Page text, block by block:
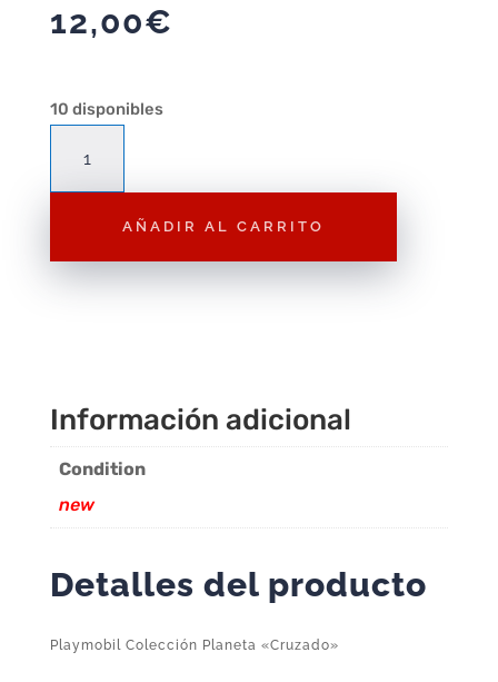
12,00€
10 disponibles
Colección
Planeta
AÑADIR AL CARRITO
Información adicional
Condition
new
Detalles del producto
Playmobil Colección Planeta «Cruzado»